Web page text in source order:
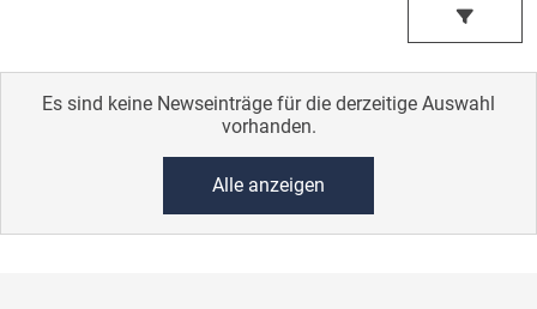
Es sind keine Newseinträge für die derzeitige Auswahl
vorhanden.
Alle anzeigen